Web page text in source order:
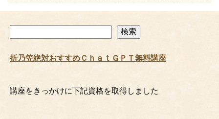
索
検索
折乃笠絶対おすすめＣｈａｔＧＰＴ無料講座
講座をきっかけに下記資格を取得しました